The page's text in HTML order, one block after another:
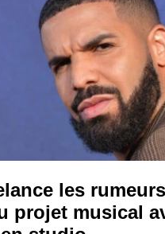
les
projet musical